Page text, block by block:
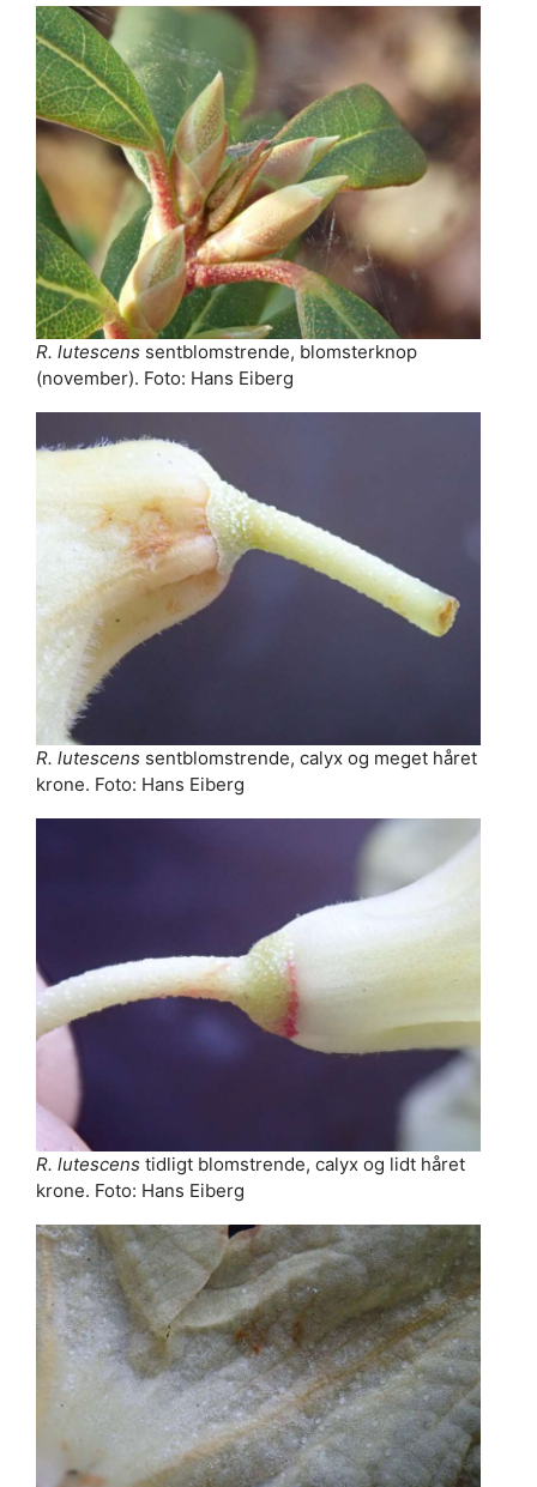
R. lutescens sentblomstrende, blomsterknop
(november). Foto: Hans Eiberg
R. lutescens sentblomstrende, calyx og meget håret
krone. Foto: Hans Eiberg
R. lutescens tidligt blomstrende, calyx og lidt håret
krone. Foto: Hans Eiberg